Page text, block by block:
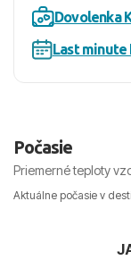
Dovolenka
Last minute
Počasie
Priemerné teploty
Aktuálne počasie v